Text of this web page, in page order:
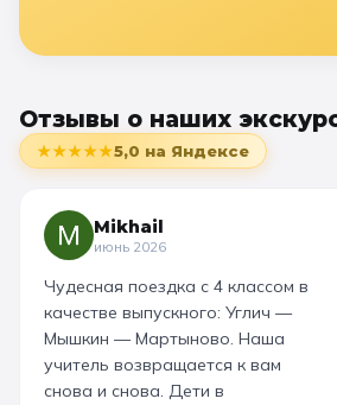
Отзывы о наших
★★★★★5,0 на Яндексе
Mikhail
июнь 2026
Чудесная поездка с 4 классом в
качестве выпускного: Углич —
Мышкин — Мартыново. Наша
учитель возвращается к вам
снова и снова. Дети в